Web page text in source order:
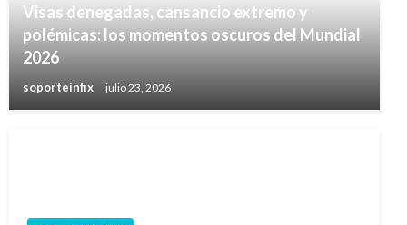
Visas denegadas, cansancio extremo y
polémicas: los momentos oscuros del Mundial
2026
soporteinfix julio 23, 2026